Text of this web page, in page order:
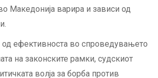
Македонија варира и зависи од
од ефективноста во спроведувањето
на законските рамки, судскиот
волја за борба против